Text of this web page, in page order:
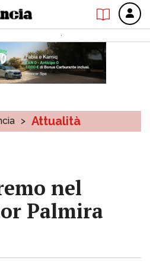
> Attualità
nel
Palmira